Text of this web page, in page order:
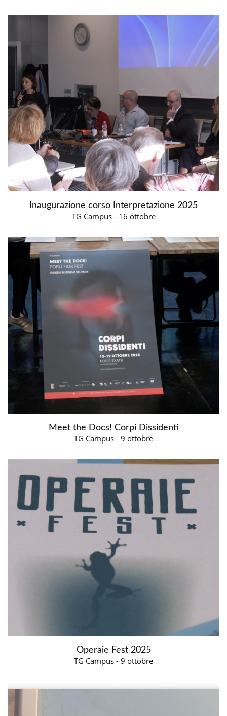
Inaugurazione corso Interpretazione 2025
TG Campus - 16 ottobre
Meet the Docs! Corpi Dissidenti
TG Campus - 9 ottobre
Operaie Fest 2025
TG Campus - 9 ottobre